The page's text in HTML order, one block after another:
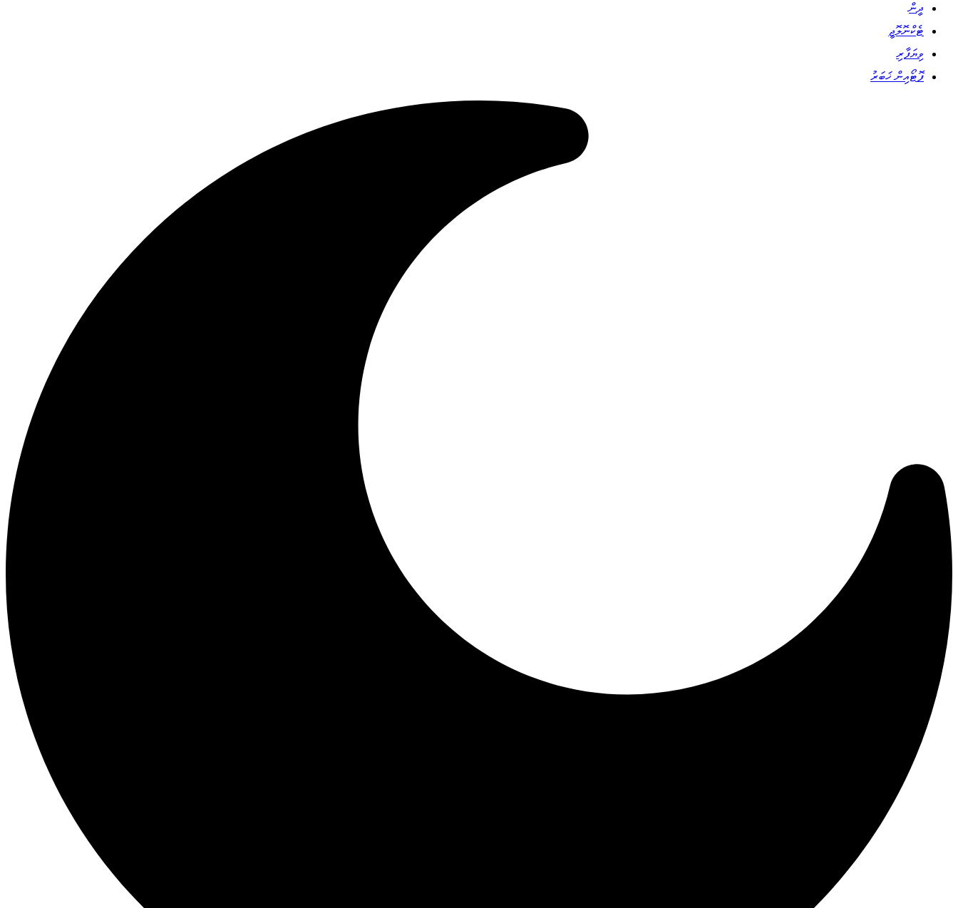
ދީން
ޓެކްނޮލޮޖީ
ވިޔަފާރި
ފޮޓޯއިން ޚަބަރު